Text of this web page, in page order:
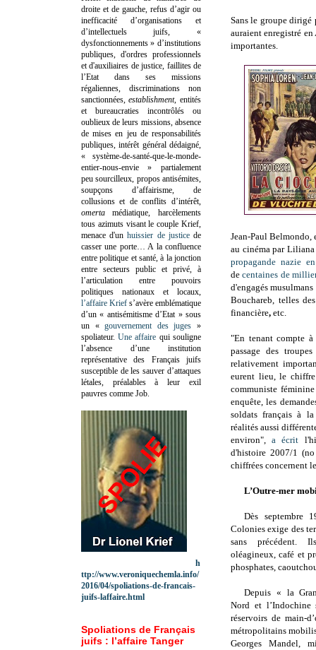
Sans le groupe dirigé
auraient enregistré
importantes.
Jean-Paul Belmondo,
au cinéma par
propagande nazie
decentaines de
d'engagés
Bouchareb, telles des
financière, etc.
"En tenant compte
passage des
relativement
eurent lieu, le chiffre
communiste
enquête, les
soldats français à
réalités aussi
environ",a écrit
d'histoire 2007/1
chiffrées concernent
L’Outre-mer
Dès septembre
Colonies exige des
sans précédent.
oléagineux, café et
phosphates,
Depuis « la
Nord et l’Indochine
réservoirs de main-
métropolitains
Georges Mandel,
droite et de gauche, refus d’agir ou
inefficacité d’organisations et
d’intellectuels juifs, «
dysfonctionnements » d’institutions
publiques, d'ordres professionnels
et d'auxiliaires de justice, faillites de
l’Etat dans ses missions
régaliennes, discriminations non
sanctionnées,establishment, entités
et bureaucraties incontrôlés ou
oublieux de leurs missions, absence
de mises en jeu de responsabilités
publiques, intérêt général dédaigné,
« système-de-santé-que-le-monde-
entier-nous-envie » partialement
peu sourcilleux, propos antisémites,
soupçons d’affairisme, de
collusions et de conflits d’intérêt,
omertamédiatique, harcèlements
tous azimuts visant le couple Krief,
menace d'unhuissier de justicede
casser une porte… A la confluence
entre politique et santé, à la jonction
entre secteurs public et privé, à
l’articulation entre pouvoirs
politiques nationaux et locaux,
l’affaire Krief s’avère emblématique
d’un « antisémitisme d’Etat » sous
un «gouvernement des juges »
spoliateur.Une affaire qui souligne
l’absence d’une institution
représentative des Français juifs
susceptible de les sauver d’attaques
létales, préalables à leur exil
pauvres comme Job.
h
ttp://www.veroniquechemla.info/
2016/04/spoliations-de-francais-
juifs-laffaire.html
Spoliations de Français
juifs : l’affaire Tanger